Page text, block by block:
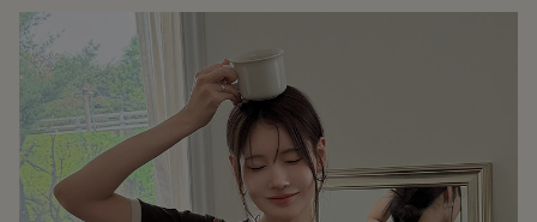
가장 쉬운 코디
특별한 날부터 일상까지 함께하는 룩
쥬빌스트링 포켓원피스
17% 58,900원